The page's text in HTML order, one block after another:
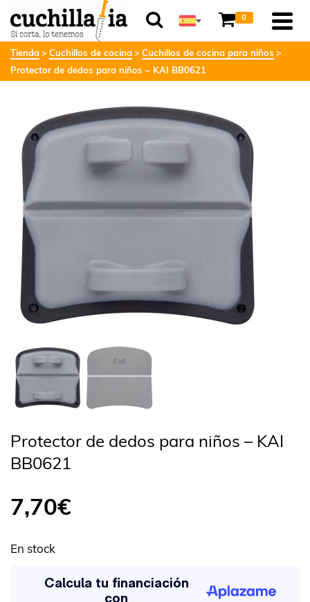
0
Tienda Cuchillos de cocina
Cuchillos de cocina para niños
Protector de dedos para niños – KAI BB0621
Protector de dedos para niños – KAI
BB0621
7,70€
En stock